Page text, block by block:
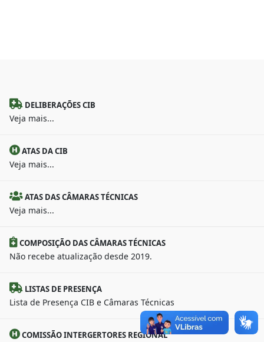
DELIBERAÇÕES CIB
Veja mais...
ATAS DA CIB
Veja mais...
ATAS DAS CÂMARAS TÉCNICAS
Veja mais...
COMPOSIÇÃO DAS CÂMARAS TÉCNICAS
Não recebe atualização desde 2019.
LISTAS DE PRESENÇA
Lista de Presença CIB e Câmaras Técnicas
COMISSÃO INTERGERTORES REGIONAL